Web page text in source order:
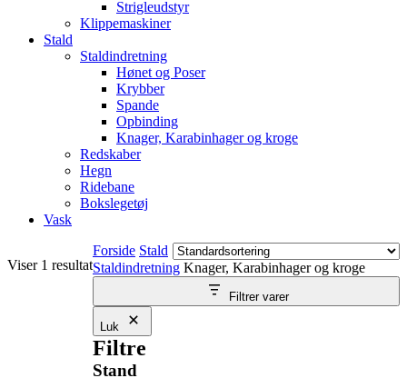
Strigleudstyr
Klippemaskiner
Stald
Staldindretning
Hønet og Poser
Krybber
Spande
Opbinding
Knager, Karabinhager og kroge
Redskaber
Hegn
Ridebane
Bokslegetøj
Vask
Viser 1 resultat
Forside Stald
Staldindretning Knager, Karabinhager og kroge
Filtrer varer
Luk
Filtre
Stand